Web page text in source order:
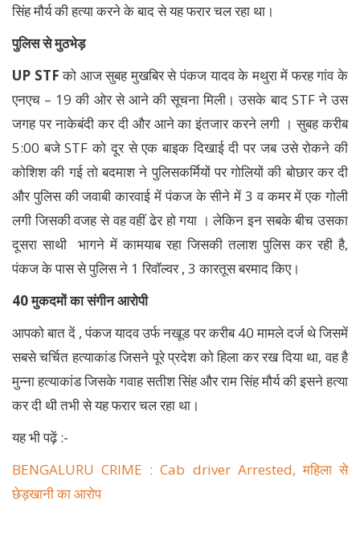
सिंह मौर्य की हत्या करने के बाद से यह फरार चल रहा था।
पुलिस से मुठभेड़
UP STFको आज सुबह मुखबिर से पंकज यादव के मथुरा में फरह गांव के
एनएच – 19 की ओर से आने की सूचना मिली। उसके बाद STF ने उस
जगह पर नाकेबंदी कर दी और आने का इंतजार करने लगी । सुबह करीब
5:00 बजे STF को दूर से एक बाइक दिखाई दी पर जब उसे रोकने की
कोशिश की गई तो बदमाश ने पुलिसकर्मियों पर गोलियों की बोछार कर दी
और पुलिस की जवाबी कारवाई में पंकज के सीने में 3 व कमर में एक गोली
लगी जिसकी वजह से वह वहीं ढेर हो गया । लेकिन इन सबके बीच उसका
दूसरा साथी भागने में कामयाब रहा जिसकी तलाश पुलिस कर रही है,
पंकज के पास से पुलिस ने 1 रिवॉल्वर , 3 कारतूस बरमाद किए।
40 मुकदमों का संगीन आरोपी
आपको बात दें , पंकज यादव उर्फ नखूड पर करीब 40 मामले दर्ज थे जिसमें
सबसे चर्चित हत्याकांड जिसने पूरे प्रदेश को हिला कर रख दिया था, वह है
मुन्ना हत्याकांड जिसके गवाह सतीश सिंह और राम सिंह मौर्य की इसने हत्या
कर दी थी तभी से यह फरार चल रहा था।
यह भी पढ़ें :-
BENGALURU CRIME : Cab driver Arrested, महिला से
छेड़खानी का आरोप